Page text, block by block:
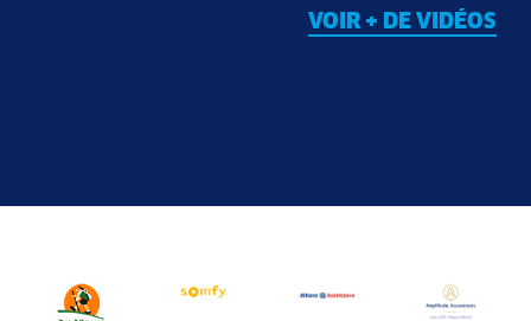
VOIR + DE VIDÉOS